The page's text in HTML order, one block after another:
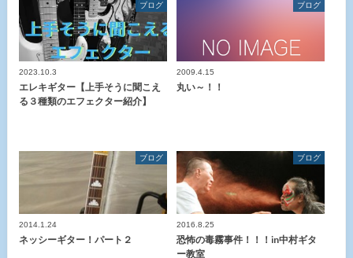
ブログ
2023.10.3
エレキギター【上手そうに聞こえ
る３種類のエフェクター紹介】
ブログ
2009.4.15
丸い～！！
ブログ
2014.1.24
ネッシーギター！パート２
ブログ
2016.8.25
恐怖の毒霧事件！！！in中村ギタ
ー教室